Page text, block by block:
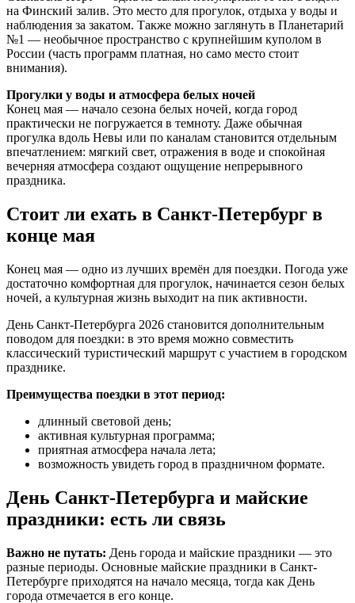
на Финский залив. Это место для прогулок, отдыха у воды и
наблюдения за закатом. Также можно заглянуть в Планетарий
№1 — необычное пространство с крупнейшим куполом в
России (часть программ платная, но само место стоит
внимания).
Прогулки у воды и атмосфера белых ночей
Конец мая — начало сезона белых ночей, когда город
практически не погружается в темноту. Даже обычная
прогулка вдоль Невы или по каналам становится отдельным
впечатлением: мягкий свет, отражения в воде и спокойная
вечерняя атмосфера создают ощущение непрерывного
праздника.
Стоит ли ехать в Санкт-Петербург в
конце мая
Конец мая — одно из лучших времён для поездки. Погода уже
достаточно комфортная для прогулок, начинается сезон белых
ночей, а культурная жизнь выходит на пик активности.
День Санкт-Петербурга 2026 становится дополнительным
поводом для поездки: в это время можно совместить
классический туристический маршрут с участием в городском
празднике.
Преимущества поездки в этот период:
длинный световой день;
активная культурная программа;
приятная атмосфера начала лета;
возможность увидеть город в праздничном формате.
День Санкт-Петербурга и майские
праздники: есть ли связь
Важно не путать: День города и майские праздники — это
разные периоды. Основные майские праздники в Санкт-
Петербурге приходятся на начало месяца, тогда как День
города отмечается в его конце.